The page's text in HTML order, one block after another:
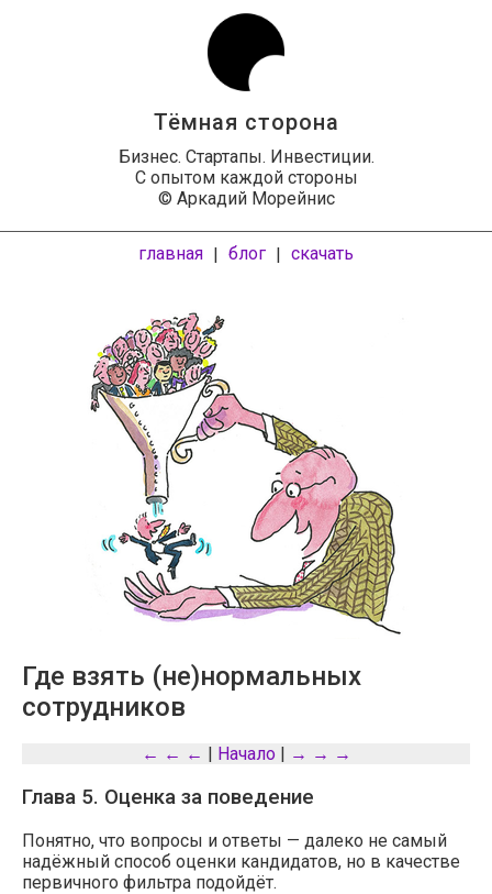
Тёмная сторона
Бизнес. Стартапы. Инвестиции.
С опытом каждой стороны
© Аркадий Морейнис
главная | блог | скачать
Где взять (не)нормальных
сотрудников
← ← ← Начало| → → →
Глава 5. Оценка за поведение
Понятно, что вопросы и ответы — далеко не самый
надёжный способ оценки кандидатов, но в качестве
первичного фильтра подойдёт.